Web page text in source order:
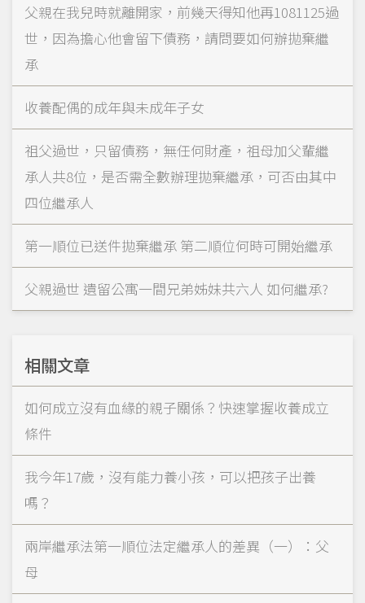
父親在我兒時就離開家，前幾天得知他再1081125過
世，因為擔心他會留下債務，請問要如何辦拋棄繼
承
收養配偶的成年與未成年子女
祖父過世，只留債務，無任何財產，祖母加父輩繼
承人共8位，是否需全數辦理拋棄繼承，可否由其中
四位繼承人
第一順位已送件拋棄繼承 第二順位何時可開始繼承
父親過世 遺留公寓一間兄弟姊妹共六人 如何繼承?
相關文章
如何成立沒有血緣的親子關係？快速掌握收養成立
條件
我今年17歲，沒有能力養小孩，可以把孩子出養
嗎？
兩岸繼承法第一順位法定繼承人的差異（一）：父
母